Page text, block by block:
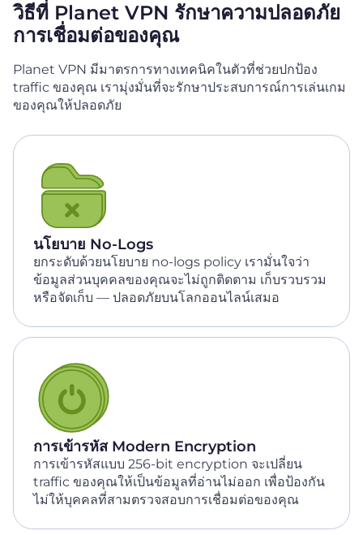
วิธีที่ Planet VPN รักษาความปลอดภัย
การเชื่อมต่อของคุณ
Planet VPN มีมาตรการทางเทคนิคในตัวที่ช่วยปกป้อง
traffic ของคุณ เรามุ่งมั่นที่จะรักษาประสบการณ์การเล่นเกม
ของคุณให้ปลอดภัย
นโยบาย No-Logs
ยกระดับด้วยนโยบาย no-logs policy เรามั่นใจว่า
ข้อมูลส่วนบุคคลของคุณจะไม่ถูกติดตาม เก็บรวบรวม
หรือจัดเก็บ — ปลอดภัยบนโลกออนไลน์เสมอ
การเข้ารหัส Modern Encryption
การเข้ารหัสแบบ 256-bit encryption จะเปลี่ยน
traffic ของคุณให้เป็นข้อมูลที่อ่านไม่ออก เพื่อป้องกัน
ไม่ให้บุคคลที่สามตรวจสอบการเชื่อมต่อของคุณ